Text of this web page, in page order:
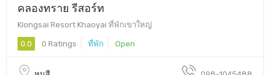
คลองทราย รีสอร์ท
Klongsai Resort Khaoyai ที่พักเขาใหญ่
0.0 0 Ratings ที่พัก Open